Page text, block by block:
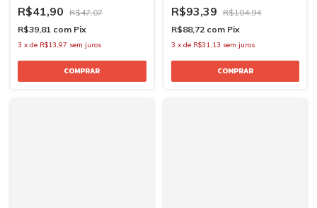
R$41,90 R$47,07
R$39,81 com Pix
3 x de R$13,97 sem juros
R$93,39 R$104,94
R$88,72 com Pix
3 x de R$31,13 sem juros